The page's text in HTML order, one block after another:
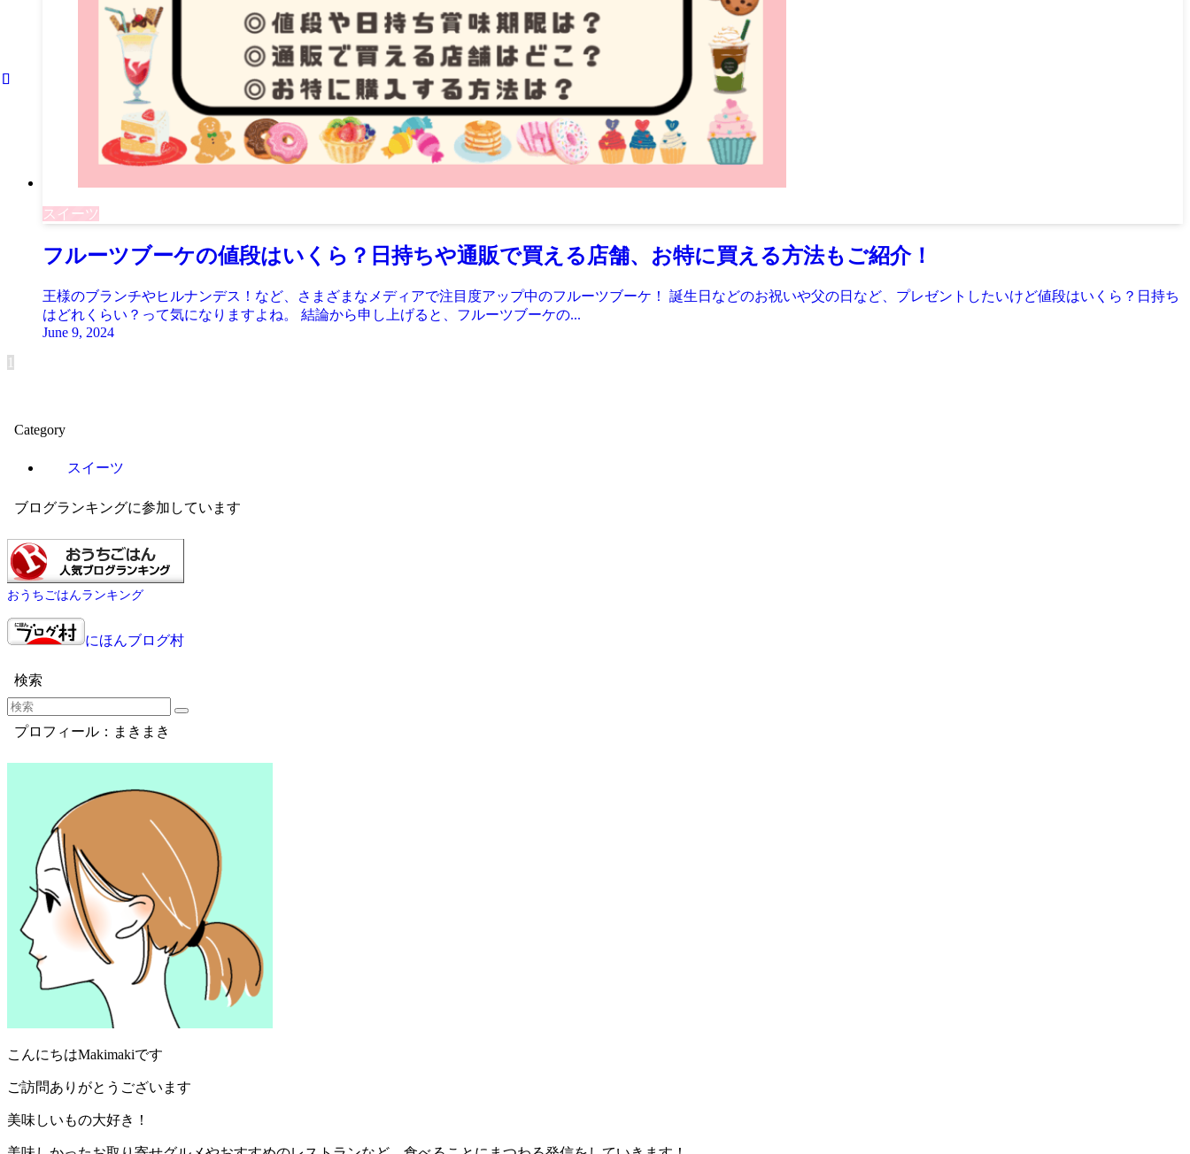
スイーツ
フルーツブーケの値段はいくら？日持ちや通販で買える店舗、お特に買える方法もご紹介！
王様のブランチやヒルナンデス！など、さまざまなメディアで注目度アップ中のフルーツブーケ！ 誕生日などのお祝いや父の日など、プレゼントしたいけど値段はいくら？日持ち
はどれくらい？って気になりますよね。 結論から申し上げると、フルーツブーケの...
June 9, 2024
1
Category
スイーツ
ブログランキングに参加しています
おうちごはんランキング
にほんブログ村
検索
プロフィール：まきまき